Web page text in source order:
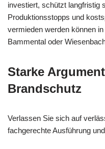
investiert, schützt langfristig
Produktionsstopps und
vermieden werden können
Bammental oder
Starke
Brandschutz
Verlassen Sie sich auf
fachgerechte Ausführung